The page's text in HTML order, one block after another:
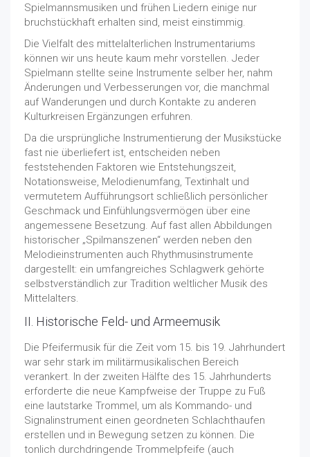
Spielmannsmusiken und frühen Liedern einige nur
bruchstückhaft erhalten sind, meist einstimmig.
Die Vielfalt des mittelalterlichen Instrumentariums
können wir uns heute kaum mehr vorstellen. Jeder
Spielmann stellte seine Instrumente selber her, nahm
Änderungen und Verbesserungen vor, die manchmal
auf Wanderungen und durch Kontakte zu anderen
Kulturkreisen Ergänzungen erfuhren.
Da die ursprüngliche Instrumentierung der Musikstücke
fast nie überliefert ist, entscheiden neben
feststehenden Faktoren wie Entstehungszeit,
Notationsweise, Melodienumfang, Textinhalt und
vermutetem Aufführungsort schließlich persönlicher
Geschmack und Einfühlungsvermögen über eine
angemessene Besetzung. Auf fast allen Abbildungen
historischer „Spilmanszenen“ werden neben den
Melodieinstrumenten auch Rhythmusinstrumente
dargestellt: ein umfangreiches Schlagwerk gehörte
selbstverständlich zur Tradition weltlicher Musik des
Mittelalters.
II. Historische Feld- und Armeemusik
Die Pfeifermusik für die Zeit vom 15. bis 19. Jahrhundert
war sehr stark im militärmusikalischen Bereich
verankert. In der zweiten Hälfte des 15. Jahrhunderts
erforderte die neue Kampfweise der Truppe zu Fuß
eine lautstarke Trommel, um als Kommando- und
Signalinstrument einen geordneten Schlachthaufen
erstellen und in Bewegung setzen zu können. Die
tonlich durchdringende Trommelpfeife (auch